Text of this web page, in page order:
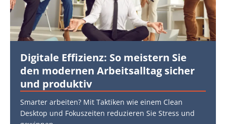
Digitale Effizienz: So meistern Sie
den modernen Arbeitsalltag sicher
und produktiv
Smarter arbeiten? Mit Taktiken wie einem Clean
Desktop und Fokuszeiten reduzieren Sie Stress und